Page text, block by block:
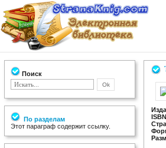
Поиск
По разделам
Этот параграф содержит ссылку.